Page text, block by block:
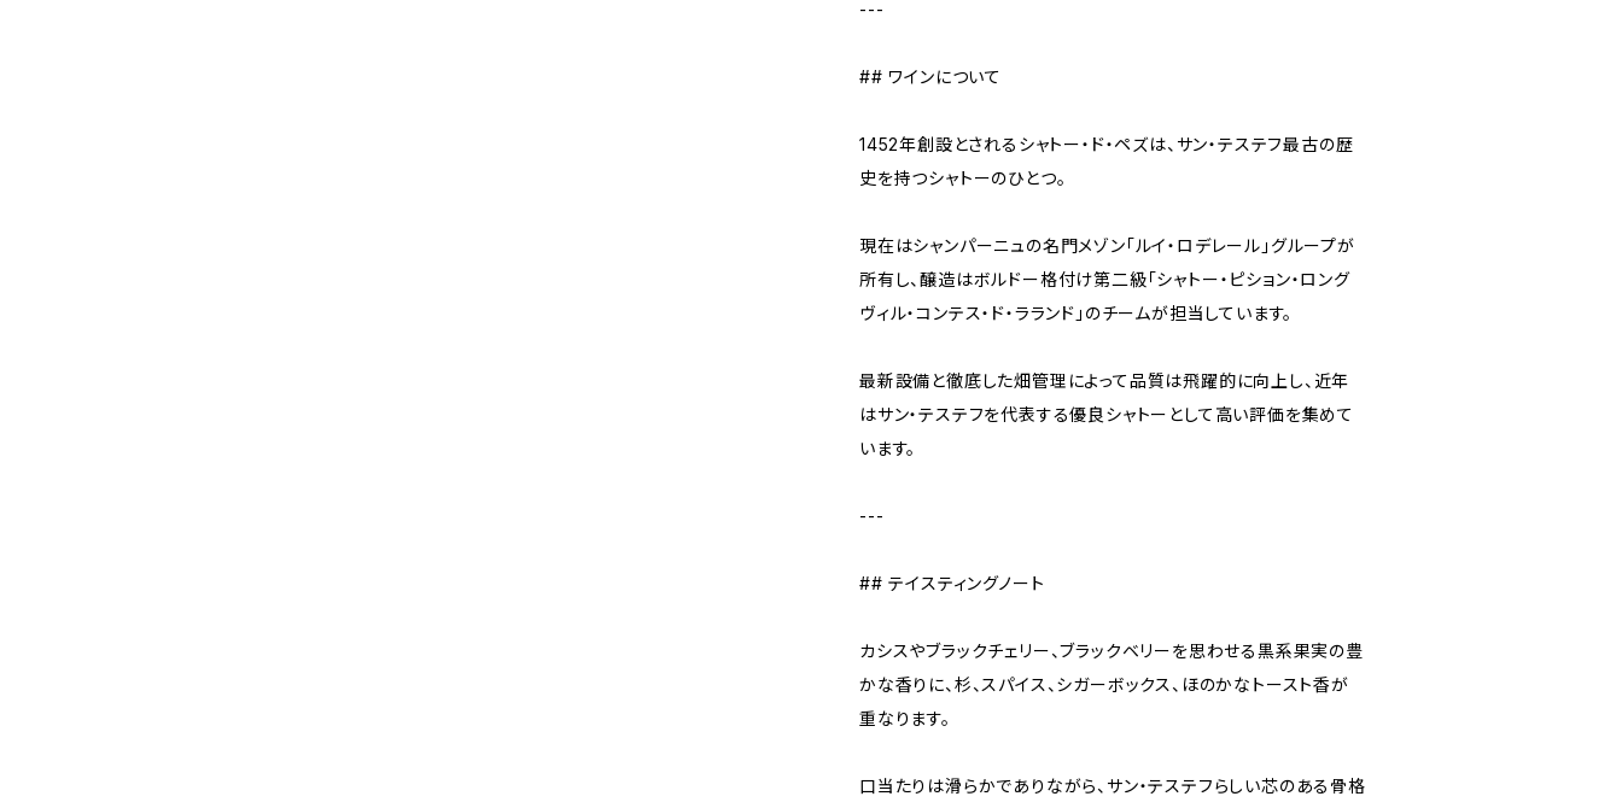
---
## ワインについて
1452年創設とされるシャトー・ド・ペズは、サン・テステフ最古の歴
史を持つシャトーのひとつ。
現在はシャンパーニュの名門メゾン「ルイ・ロデレール」グループが
所有し、醸造はボルドー格付け第二級「シャトー・ピション・ロング
ヴィル・コンテス・ド・ラランド」のチームが担当しています。
最新設備と徹底した畑管理によって品質は飛躍的に向上し、近年
はサン・テステフを代表する優良シャトーとして高い評価を集めて
います。
---
## テイスティングノート
カシスやブラックチェリー、ブラックベリーを思わせる黒系果実の豊
かな香りに、杉、スパイス、シガーボックス、ほのかなトースト香が
重なります。
口当たりは滑らかでありながら、サン・テステフらしい芯のある骨格